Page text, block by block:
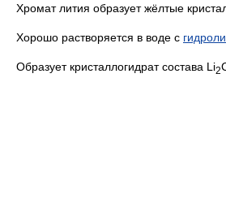
Хромат лития образует жёлтые
Хорошо растворяется в воде с
Образует кристаллогидрат состава Li2